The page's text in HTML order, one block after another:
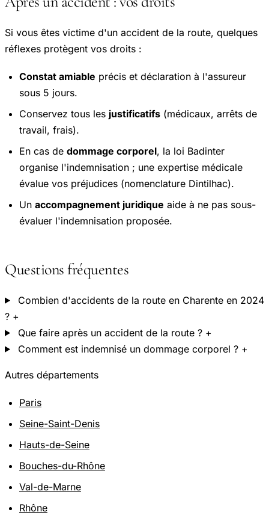
Si vous êtes victime d'un accident de la route, quelques
réflexes protègent vos droits :
Constat amiable précis et déclaration à l'assureur
sous 5 jours.
Conservez tous les justificatifs (médicaux, arrêts de
travail, frais).
En cas de dommage corporel, la loi Badinter
organise l'indemnisation ; une expertise médicale
évalue vos préjudices (nomenclature Dintilhac).
Un accompagnement juridique aide à ne pas sous-
évaluer l'indemnisation proposée.
Questions fréquentes
Combien d'accidents de la route en Charente en 2024
? +
Que faire après un accident de la route ? +
Comment est indemnisé un dommage corporel ? +
Autres départements
Paris
Seine-Saint-Denis
Hauts-de-Seine
Bouches-du-Rhône
Val-de-Marne
Rhône